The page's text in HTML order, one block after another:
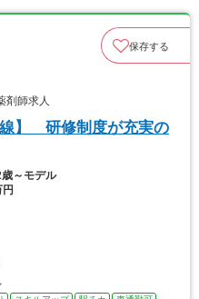
保存する
剤師求人
線】 研修制度が充実の
歳～モデル